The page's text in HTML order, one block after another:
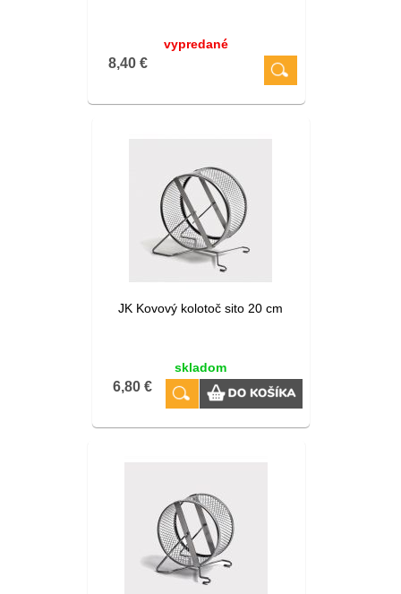
vypredané
8,40 €
JK Kovový kolotoč sito 20 cm
skladom
6,80 €